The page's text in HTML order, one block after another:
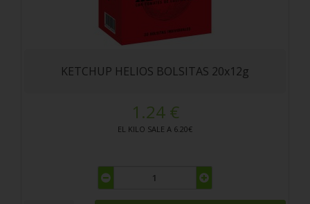
KETCHUP HELIOS BOLSITAS 20x12g
1.24 €
EL KILO SALE A 6.20€